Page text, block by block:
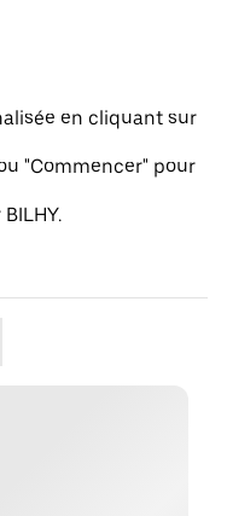
en cliquant sur
"Commencer" pour